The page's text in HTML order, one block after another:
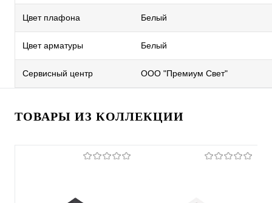
Цвет плафона Белый
Цвет арматуры Белый
Сервисный центр ООО "Премиум Свет"
ТОВАРЫ ИЗ КОЛЛЕКЦИИ